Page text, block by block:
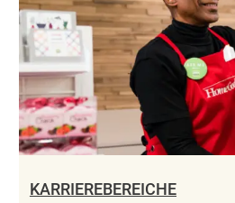
KARRIEREBEREICHE